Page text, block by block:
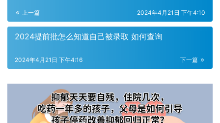
上一篇 2024年4月21日 下午4:10
2024提前批怎么知道自己被录取 如何查询
下一篇
2024年4月21日 下午4:16